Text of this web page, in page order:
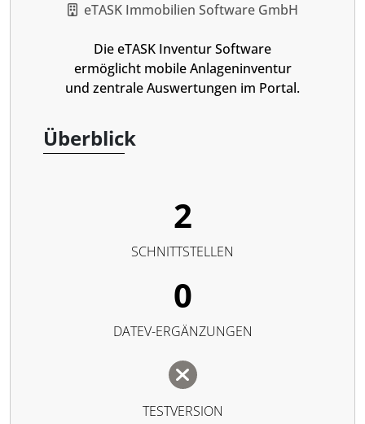
eTASK Immobilien Software GmbH
Die eTASK Inventur Software
ermöglicht mobile Anlageninventur
und zentrale Auswertungen im Portal.
Überblick
2
SCHNITTSTELLEN
0
DATEV-ERGÄNZUNGEN
TESTVERSION